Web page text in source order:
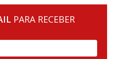
PARA RECEBER